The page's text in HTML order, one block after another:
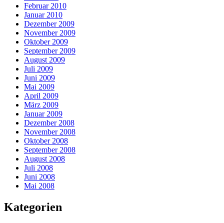
Februar 2010
Januar 2010
Dezember 2009
November 2009
Oktober 2009
September 2009
August 2009
Juli 2009
Juni 2009
Mai 2009
April 2009
März 2009
Januar 2009
Dezember 2008
November 2008
Oktober 2008
September 2008
August 2008
Juli 2008
Juni 2008
Mai 2008
Kategorien